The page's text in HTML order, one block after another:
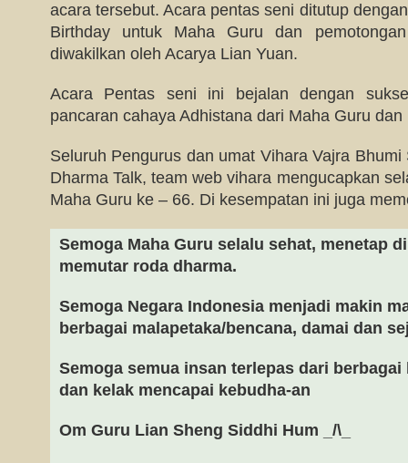
acara tersebut. Acara pentas seni ditutup
Birthday untuk Maha Guru dan
diwakilkan oleh Acarya Lian Yuan.
Acara Pentas seni ini bejalan dengan
pancaran cahaya Adhistana dari Maha Guru
Seluruh Pengurus dan umat Vihara Vajra
Dharma Talk, team web vihara mengucapkan
Maha Guru ke – 66. Di kesempatan ini juga
Semoga Maha Guru selalu sehat, menetap
memutar roda dharma.
Semoga Negara Indonesia menjadi makin
berbagai malapetaka/bencana, damai dan
Semoga semua insan terlepas dari
dan kelak mencapai kebudha-an
Om Guru Lian Sheng Siddhi Hum _/\_